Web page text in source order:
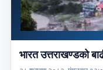
भारत उत्तराखण्डको